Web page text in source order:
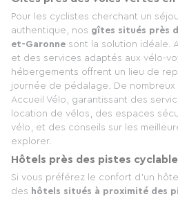
Pour les cyclistes cherchant un
authentique, nos gîtes situés près
et-Garonne sont la solution idéale.
et des services adaptés aux vélo-
hébergements offrent un lieu de
journée de pédalage. De
Accueil Vélo, garantissant des
location de vélos, des espaces
vélo, et des conseils sur les
explorer.
Hôtels près des pistes
Si vous préférez le confort d'un
des hôtels situés à proximité des